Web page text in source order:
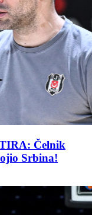
Čelnik
Srbina!